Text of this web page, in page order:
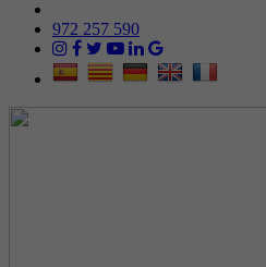
972 257 590